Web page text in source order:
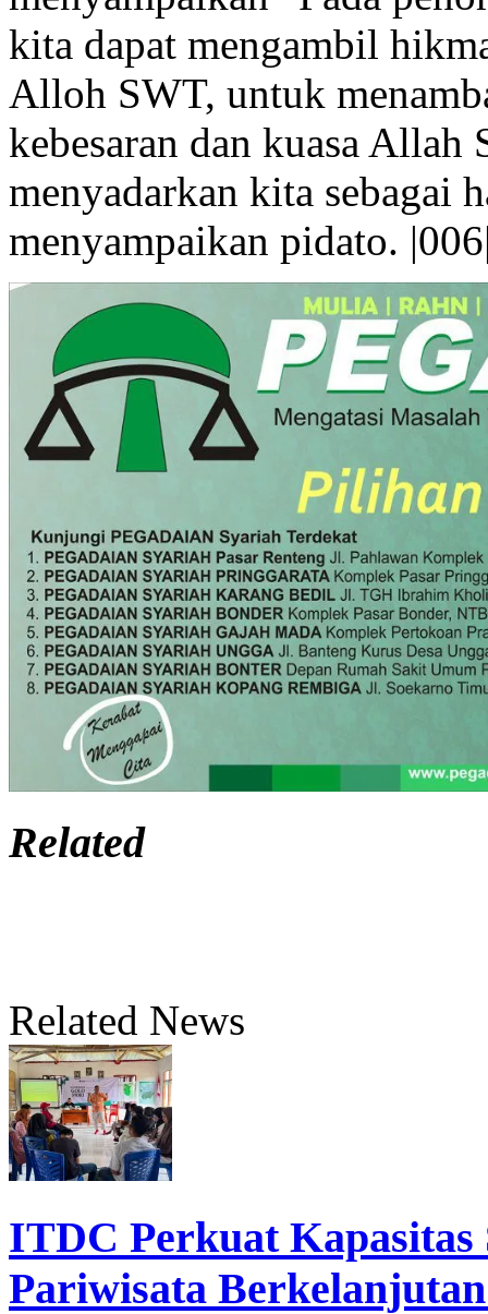
kita dapat mengambil
Alloh SWT, untuk
kebesaran dan kuasa
menyadarkan kita sebagai
menyampaikan pidato.
Related
Related News
ITDC Perkuat
Pariwisata